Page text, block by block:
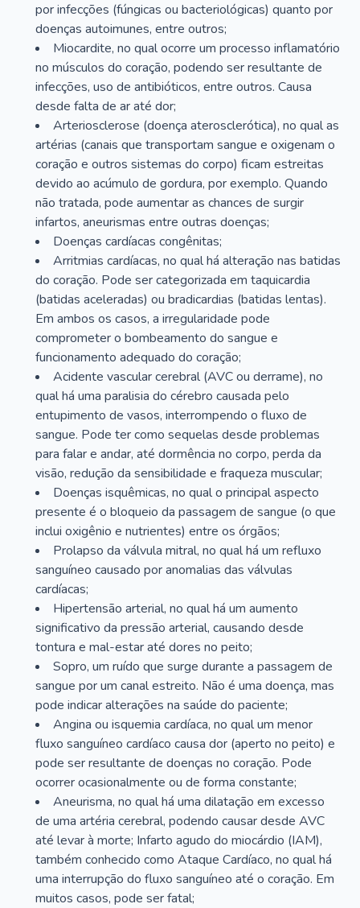
por infecções (fúngicas ou bacteriológicas) quanto por
doenças autoimunes, entre outros;
Miocardite, no qual ocorre um processo inflamatório
no músculos do coração, podendo ser resultante de
infecções, uso de antibióticos, entre outros. Causa
desde falta de ar até dor;
Arteriosclerose (doença aterosclerótica), no qual as
artérias (canais que transportam sangue e oxigenam o
coração e outros sistemas do corpo) ficam estreitas
devido ao acúmulo de gordura, por exemplo. Quando
não tratada, pode aumentar as chances de surgir
infartos, aneurismas entre outras doenças;
Doenças cardíacas congênitas;
Arritmias cardíacas, no qual há alteração nas batidas
do coração. Pode ser categorizada em taquicardia
(batidas aceleradas) ou bradicardias (batidas lentas).
Em ambos os casos, a irregularidade pode
comprometer o bombeamento do sangue e
funcionamento adequado do coração;
Acidente vascular cerebral (AVC ou derrame), no
qual há uma paralisia do cérebro causada pelo
entupimento de vasos, interrompendo o fluxo de
sangue. Pode ter como sequelas desde problemas
para falar e andar, até dormência no corpo, perda da
visão, redução da sensibilidade e fraqueza muscular;
Doenças isquêmicas, no qual o principal aspecto
presente é o bloqueio da passagem de sangue (o que
inclui oxigênio e nutrientes) entre os órgãos;
Prolapso da válvula mitral, no qual há um refluxo
sanguíneo causado por anomalias das válvulas
cardíacas;
Hipertensão arterial, no qual há um aumento
significativo da pressão arterial, causando desde
tontura e mal-estar até dores no peito;
Sopro, um ruído que surge durante a passagem de
sangue por um canal estreito. Não é uma doença, mas
pode indicar alterações na saúde do paciente;
Angina ou isquemia cardíaca, no qual um menor
fluxo sanguíneo cardíaco causa dor (aperto no peito) e
pode ser resultante de doenças no coração. Pode
ocorrer ocasionalmente ou de forma constante;
Aneurisma, no qual há uma dilatação em excesso
de uma artéria cerebral, podendo causar desde AVC
até levar à morte; Infarto agudo do miocárdio (IAM),
também conhecido como Ataque Cardíaco, no qual há
uma interrupção do fluxo sanguíneo até o coração. Em
muitos casos, pode ser fatal;